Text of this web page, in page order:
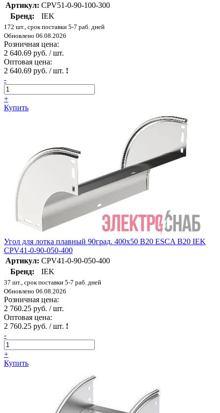
Артикул: CPV51-0-90-100-300
Бренд:
IEK
172 шт., срок поставки 5-7 раб. дней
Обновлено 06.08.2026
Розничная цена:
2 640.69 руб. / шт.
Оптовая цена:
2 640.69 руб. / шт. !
-
+
Купить
Угол для лотка плавный 90град. 400х50 В20 ESCA В20 IEK
CPV41-0-90-050-400
Артикул: CPV41-0-90-050-400
Бренд:
IEK
37 шт., срок поставки 5-7 раб. дней
Обновлено 06.08.2026
Розничная цена:
2 760.25 руб. / шт.
Оптовая цена:
2 760.25 руб. / шт. !
-
+
Купить